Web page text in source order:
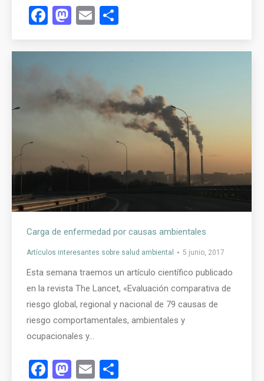
Facebook
Mastodon
Email
Carga de enfermedad por causas ambientales
Artículos interesantes sobre salud ambiental 5 junio, 2017
Esta semana traemos un artículo científico publicado
en la revista The Lancet, «Evaluación comparativa de
riesgo global, regional y nacional de 79 causas de
riesgo comportamentales, ambientales y
ocupacionales y…
Facebook
Mastodon
Email